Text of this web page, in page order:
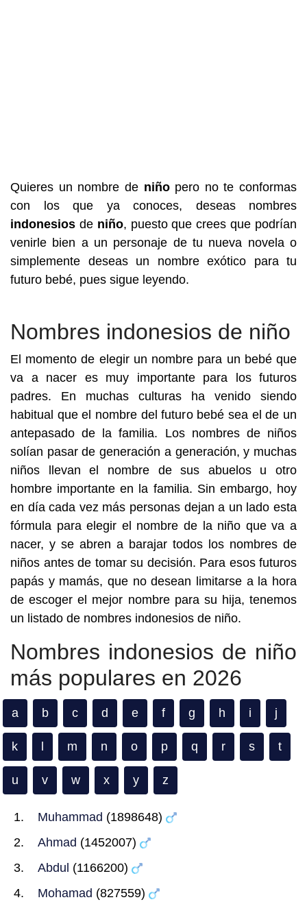
Quieres un nombre de niñopero no te conformas
con los que ya conoces, deseas nombres
indonesios de niño, puesto que crees que podrían
venirle bien a un personaje de tu nueva novela o
simplemente deseas un nombre exótico para tu
futuro bebé, pues sigue leyendo.
Nombres indonesios de niño
El momento de elegir un nombre para un bebé que
va a nacer es muy importante para los futuros
padres. En muchas culturas ha venido siendo
habitual que el nombre del futuro bebé sea el de un
antepasado de la familia. Los nombres de niños
solían pasar de generación a generación, y muchas
niños llevan el nombre de sus abuelos u otro
hombre importante en la familia. Sin embargo, hoy
en día cada vez más personas dejan a un lado esta
fórmula para elegir el nombre de la niño que va a
nacer, y se abren a barajar todos los nombres de
niños antes de tomar su decisión. Para esos futuros
papás y mamás, que no desean limitarse a la hora
de escoger el mejor nombre para su hija, tenemos
un listado de nombres indonesios de niño.
Nombres indonesios de niño
más populares en 2026
a b c d e f g h i j
k m n o p q r s t
u v w x y z
Muhammad (1898648)
Ahmad (1452007)
Abdul (1166200)
Mohamad (827559)